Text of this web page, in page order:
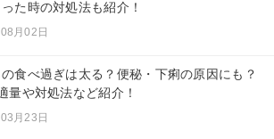
た時の対処法も紹介！
月02日
食べ過ぎは太る？便秘・下痢の原因にも？
量や対処法など紹介！
月23日